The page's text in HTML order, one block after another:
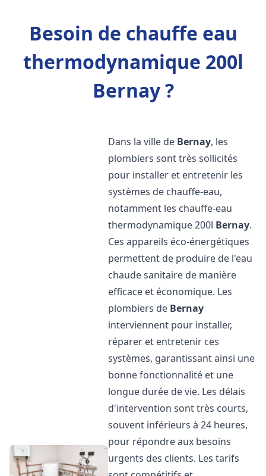
Besoin de chauffe eau
thermodynamique 200l
Bernay ?
Dans la ville de Bernay, les
plombiers sont très sollicités
pour installer et entretenir les
systèmes de chauffe-eau,
notamment les chauffe-eau
thermodynamique 200l Bernay.
Ces appareils éco-énergétiques
permettent de produire de l'eau
chaude sanitaire de manière
efficace et économique. Les
plombiers de Bernay
interviennent pour installer,
réparer et entretenir ces
systèmes, garantissant ainsi une
bonne fonctionnalité et une
longue durée de vie. Les délais
d'intervention sont très courts,
souvent inférieurs à 24 heures,
pour répondre aux besoins
urgents des clients. Les tarifs